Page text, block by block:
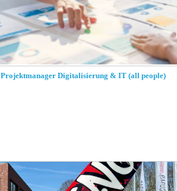
Projektmanager Digitalisierung & IT (all people)